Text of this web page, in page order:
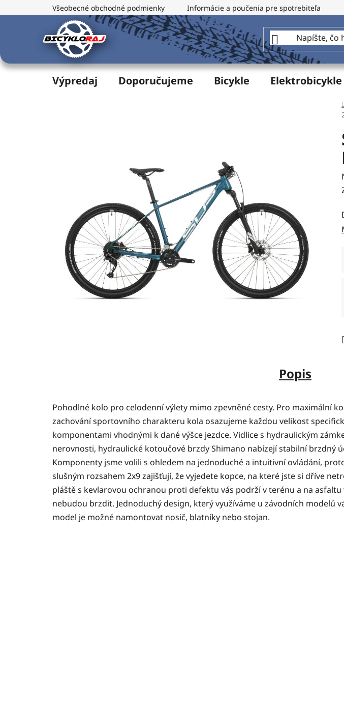
na
Všeobecné obchodné podmienky Informácie a poučenia pre spotrebiteľa
Výpredaj Doporučujeme Bicykle Elektrobicykle
Popis
Pohodlné kolo pro celodenní výlety mimo zpevněné cesty. Pro maximální
zachování sportovního charakteru kola osazujeme každou velikost
komponentami vhodnými k dané výšce jezdce. Vidlice s hydraulickým
nerovnosti, hydraulické kotoučové brzdy Shimano nabízejí stabilní brzdný
Komponenty jsme volili s ohledem na jednoduché a intuitivní ovládání,
slušným rozsahem 2x9 zajišťují, že vyjedete kopce, na které jste si dříve
pláště s kevlarovou ochranou proti defektu vás podrží v terénu a na asfaltu
nebudou brzdit. Jednoduchý design, který využíváme u závodních modelů
model je možné namontovat nosič, blatníky nebo stojan.